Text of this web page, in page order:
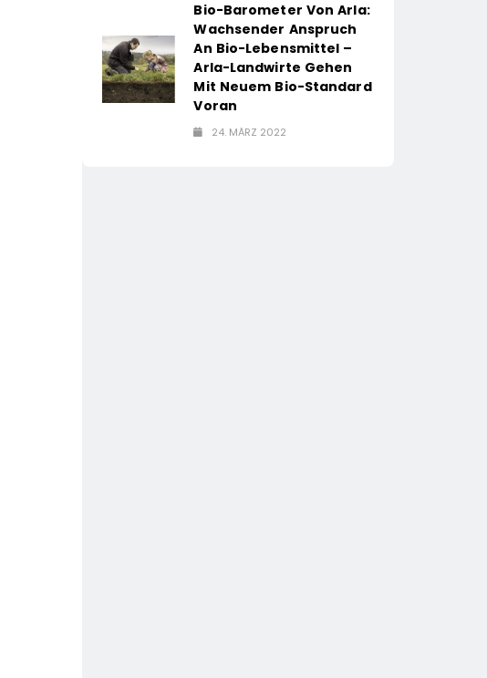
Bio-Barometer Von Arla:
Wachsender Anspruch
An Bio-Lebensmittel –
Arla-Landwirte Gehen
Mit Neuem Bio-Standard
Voran
24. MÄRZ 2022